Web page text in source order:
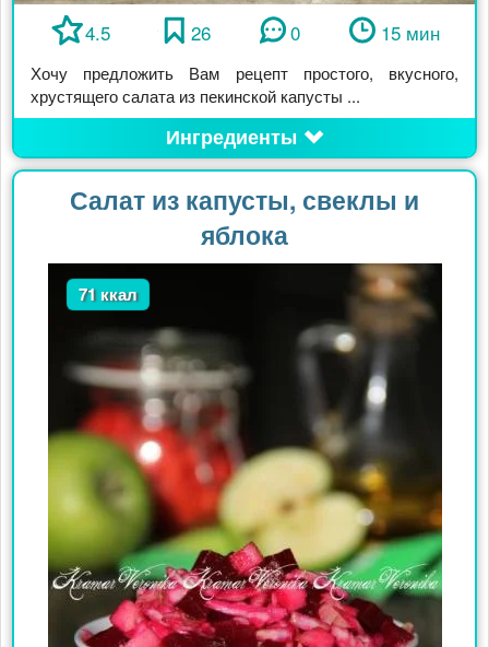
4.5 26 0 15 мин
Хочу предложить Вам рецепт простого, вкусного,
хрустящего салата из пекинской капусты ...
Ингредиенты
Салат из капусты, свеклы и
яблока
71 ккал